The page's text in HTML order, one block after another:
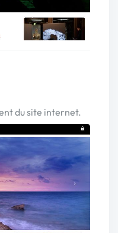
du site internet.